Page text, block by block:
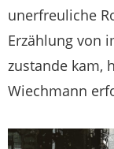
unerfreuliche
Erzählung von
zustande kam,
Wiechmann